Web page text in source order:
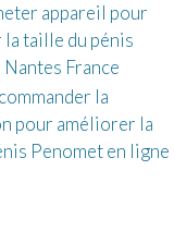
appareil pour
la taille du pénis
Nantes France
la
pour améliorer la
Penomet en ligne